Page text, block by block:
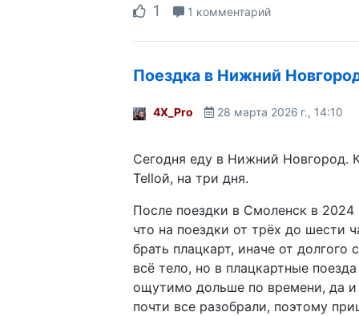
1 1 комментарий
Поездка в Нижний
4X_Pro 28 марта 2026 г., 14:10
Сегодня еду в Нижний Новгород.
Tellой, на три дня.
После поездки в Смоленск в 2024
что на поездки от трёх до шести
брать плацкарт, иначе от долгого
всё тело, но в плацкартные
ощутимо дольше по времени, да
почти все разобрали, поэтому